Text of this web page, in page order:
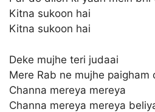
Kitna sukoon hai
Kitna sukoon hai
Deke mujhe teri judaai
Mere Rab ne mujhe paigham
Channa mereya mereya
Channa mereya mereya